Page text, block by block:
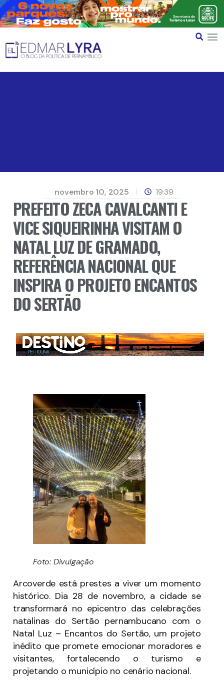
novembro 10, 2025 19:39
PREFEITO ZECA CAVALCANTI E
VICE SIQUEIRINHA VISITAM O
NATAL LUZ DE GRAMADO,
REFERÊNCIA NACIONAL QUE
INSPIRA O PROJETO ENCANTOS
DO SERTÃO
Foto: Divulgação
Arcoverde está prestes a viver um momento
histórico. Dia 28 de novembro, a cidade se
transformará no epicentro das celebrações
natalinas do Sertão pernambucano com o
Natal Luz – Encantos do Sertão, um projeto
inédito que promete emocionar moradores e
visitantes, fortalecendo o turismo e
projetando o município no cenário nacional.